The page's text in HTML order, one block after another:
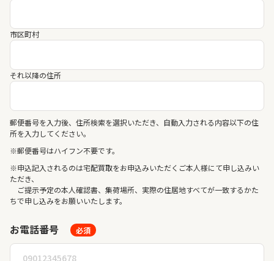
市区町村
それ以降の住所
郵便番号を入力後、住所検索を選択いただき、自動入力される内容以下の住
所を入力してください。
※郵便番号はハイフン不要です。
※申込記入されるのは宅配買取をお申込みいただくご本人様にて申し込みい
ただき、
ご提示予定の本人確認書、集荷場所、実際の住居地すべてが一致するかた
ちで申し込みをお願いいたします。
お電話番号 必須